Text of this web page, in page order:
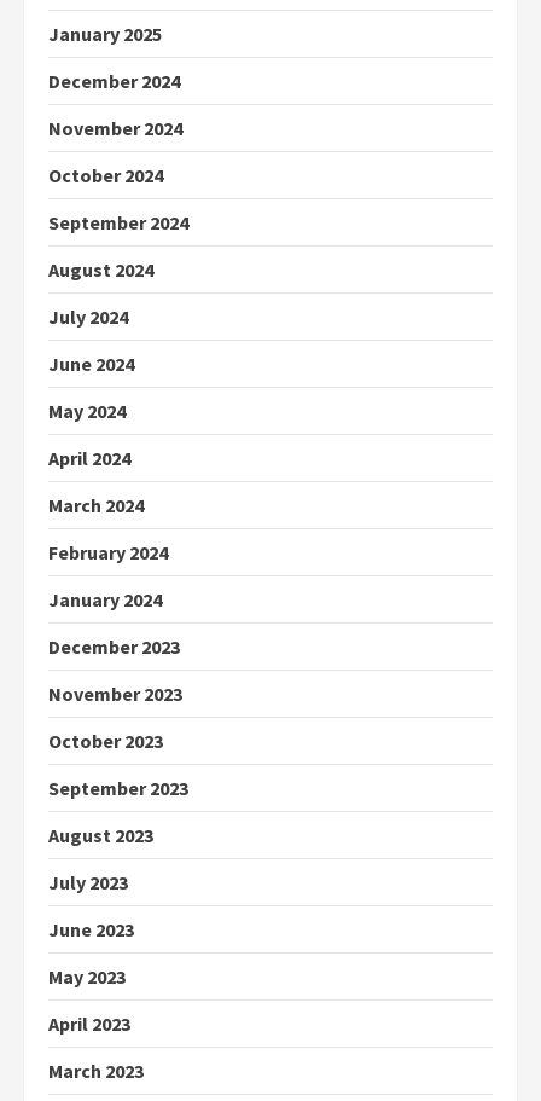
January 2025
December 2024
November 2024
October 2024
September 2024
August 2024
July 2024
June 2024
May 2024
April 2024
March 2024
February 2024
January 2024
December 2023
November 2023
October 2023
September 2023
August 2023
July 2023
June 2023
May 2023
April 2023
March 2023